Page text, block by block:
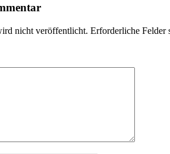
nicht veröffentlicht. Erforderliche Felder